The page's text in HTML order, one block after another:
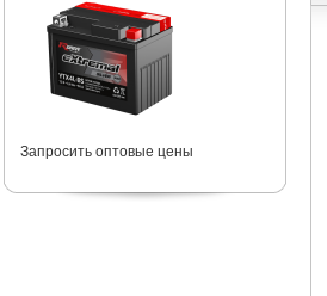
Запросить оптовые цены